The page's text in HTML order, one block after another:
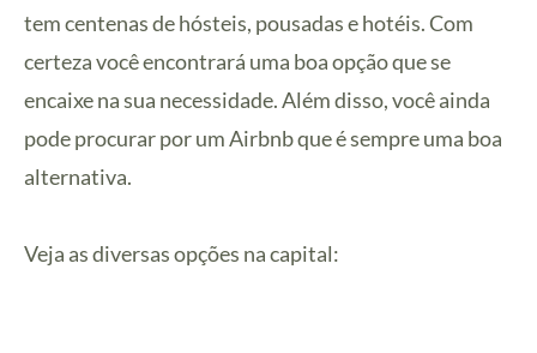
tem centenas de hósteis, pousadas e hotéis. Com
certeza você encontrará uma boa opção que se
encaixe na sua necessidade. Além disso, você ainda
pode procurar por um Airbnb que é sempre uma boa
alternativa.
Veja as diversas opções na capital: